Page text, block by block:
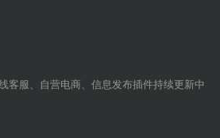
客服、自营电商、信息发布插件持续更新中